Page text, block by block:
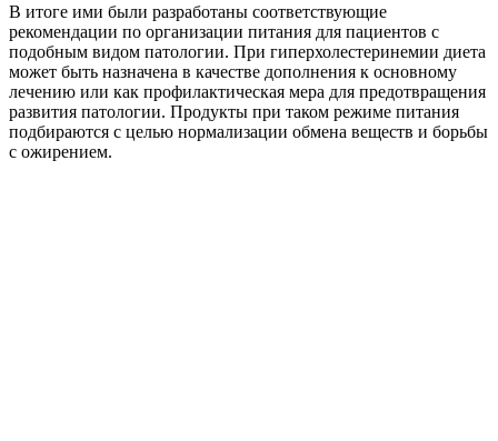
В итоге ими были разработаны соответствующие
рекомендации по организации питания для пациентов с
подобным видом патологии. При гиперхолестеринемии диета
может быть назначена в качестве дополнения к основному
лечению или как профилактическая мера для предотвращения
развития патологии. Продукты при таком режиме питания
подбираются с целью нормализации обмена веществ и борьбы
с ожирением.